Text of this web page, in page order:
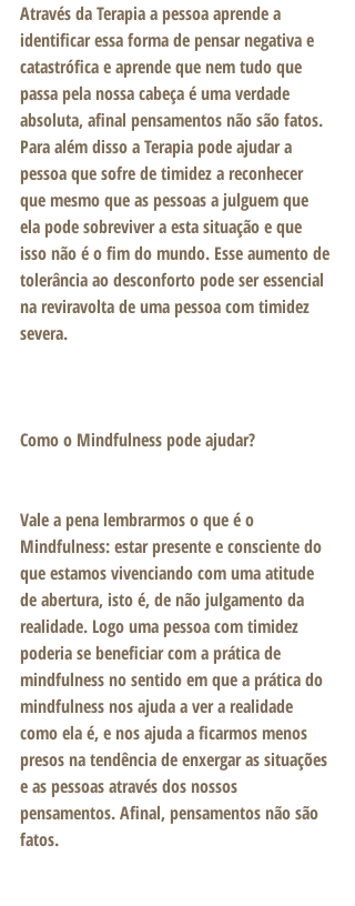
Através da Terapia a pessoa aprende a
identificar essa forma de pensar negativa e
catastrófica e aprende que nem tudo que
passa pela nossa cabeça é uma verdade
absoluta, afinal pensamentos não são fatos.
Para além disso a Terapia pode ajudar a
pessoa que sofre de timidez a reconhecer
que mesmo que as pessoas a julguem que
ela pode sobreviver a esta situação e que
isso não é o fim do mundo. Esse aumento de
tolerância ao desconforto pode ser essencial
na reviravolta de uma pessoa com timidez
severa.
Como o Mindfulness pode ajudar?
Vale a pena lembrarmos o que é o
Mindfulness: estar presente e consciente do
que estamos vivenciando com uma atitude
de abertura, isto é, de não julgamento da
realidade. Logo uma pessoa com timidez
poderia se beneficiar com a prática de
mindfulness no sentido em que a prática do
mindfulness nos ajuda a ver a realidade
como ela é, e nos ajuda a ficarmos menos
presos na tendência de enxergar as situações
e as pessoas através dos nossos
pensamentos. Afinal, pensamentos não são
fatos.